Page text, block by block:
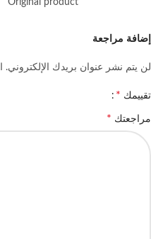
Original product
إضافة مراجعة
لن يتم نشر عنوان بريدك الإلكتروني.
تقييمك *
مراجعتك *